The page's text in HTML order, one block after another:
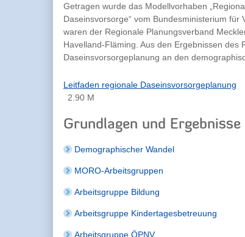
Getragen wurde das Modellvorhaben
Daseinsvorsorge“ vom Bundesministerium
waren der Regionale Planungsverband
Havelland-Fläming. Aus den Ergebnissen
Daseinsvorsorgeplanung an den
Leitfaden regionale Daseinsvorsorgeplanung
2.90 M
Grundlagen und
Demographischer Wandel
MORO-Arbeitsgruppen
Arbeitsgruppe Bildung
Arbeitsgruppe Kindertagesbetreuung
Arbeitsgruppe ÖPNV